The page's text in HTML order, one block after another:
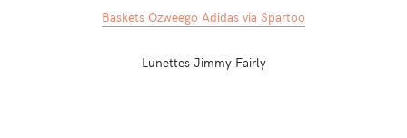
Baskets Ozweego Adidas via Spartoo
Lunettes Jimmy Fairly